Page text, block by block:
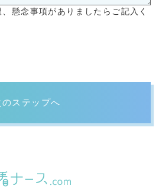
懸念事項がありましたらご記入く
のステップへ